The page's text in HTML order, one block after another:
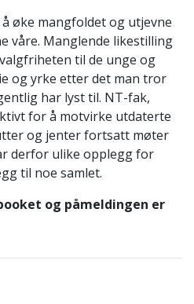
øke mangfoldet og utjevne
våre. Manglende likestilling
til de unge og
og yrke etter det man tror
har lyst til. NT-fak,
for å motvirke utdaterte
og jenter fortsatt møter
derfor ulike opplegg for
til noe samlet.
og påmeldingen er